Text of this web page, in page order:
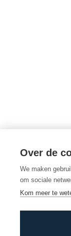
Over de
We maken
om sociale
Kom meer te